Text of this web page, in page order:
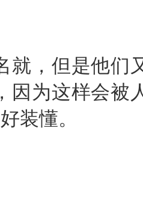
，但是他们
因为这样会被
装懂。